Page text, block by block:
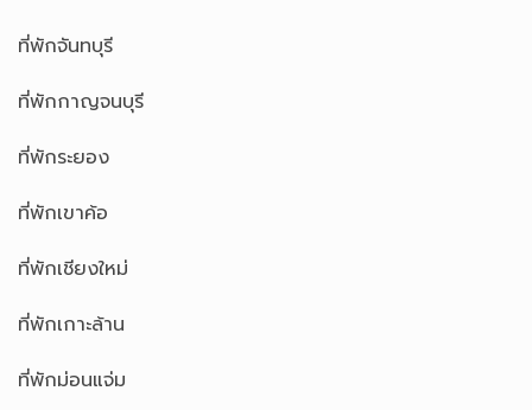
ที่พักจันทบุรี
ที่พักกาญจนบุรี
ที่พักระยอง
ที่พักเขาค้อ
ที่พักเชียงใหม่
ที่พักเกาะล้าน
ที่พักม่อนแจ่ม